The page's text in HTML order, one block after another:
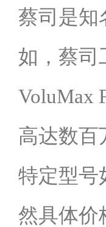
蔡司是知
如，蔡司
VoluMax
高达数百
特定型号
然具体价